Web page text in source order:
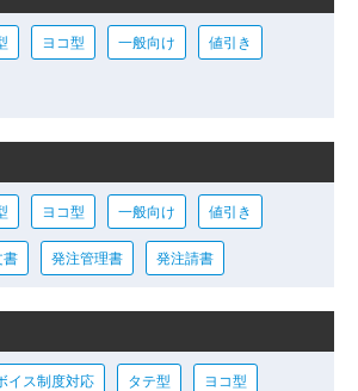
ヨコ型 一般向け 値引き
ヨコ型 一般向け 値引き
書 発注管理書 発注請書
イス制度対応 タテ型 ヨコ型